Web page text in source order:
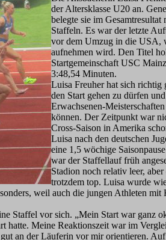
der Altersklasse U20 an.
belegte sie im
Staffeln. Es war der letzte
vor dem Umzug in die USA,
aufnehmen wird. Den Titel
Startgemeinschaft USC
3:48,54 Minuten.
Luisa Freuher hat sich richtig
den Start gehen zu dürfen
Erwachsenen-
können. Der Zeitpunkt war
Cross-Saison in Amerika
Luisa nach den deutschen
eine 1,5 wöchige
war der Staffellauf früh
Stadion noch relativ leer,
trotzdem top. Luisa wurde
weil auch die jungen Athleten mit
Staffel vor sich. „Mein Start war ganz
hatte. Meine Reaktionszeit war im
an der Läuferin vor mir orientieren.